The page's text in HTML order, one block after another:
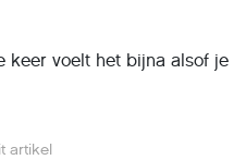
artikel
keer voelt het bijna alsof je